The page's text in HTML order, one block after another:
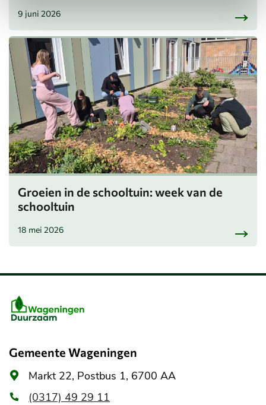
9 juni 2026
Groeien in de schooltuin: week van de
schooltuin
18 mei 2026
Belangrijke
informatie
Gemeente Wageningen
Algemeen
adres
Markt 22, Postbus 1, 6700 AA
(0317) 49 29 11